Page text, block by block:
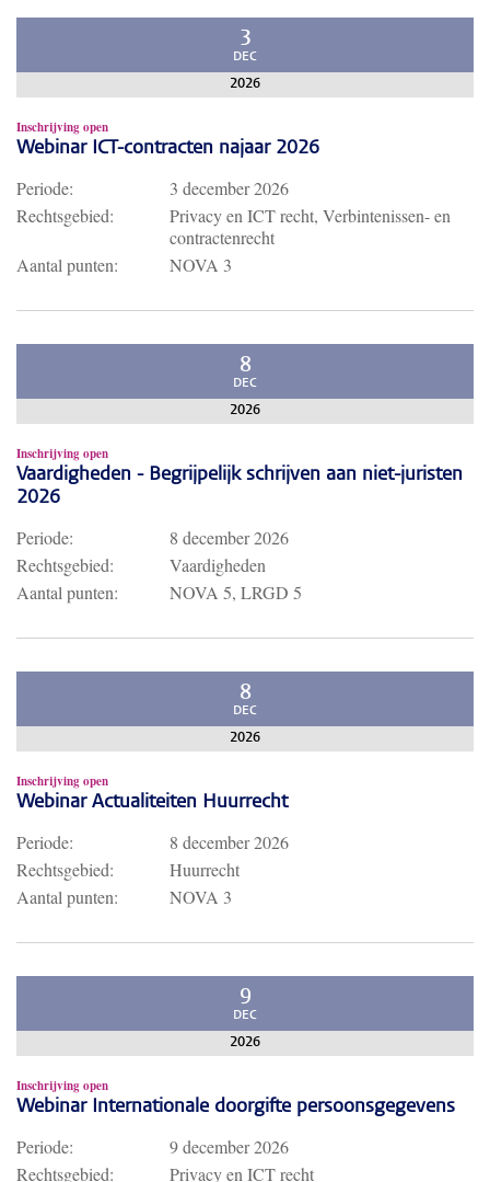
3
DEC
2026
Inschrijving open
Webinar ICT-contracten najaar 2026
Periode:
3 december 2026
Rechtsgebied:
Privacy en ICT recht, Verbintenissen- en
contractenrecht
Aantal punten:
NOVA 3
8
DEC
2026
Inschrijving open
Vaardigheden - Begrijpelijk schrijven aan niet-juristen
2026
Periode:
8 december 2026
Rechtsgebied:
Vaardigheden
Aantal punten:
NOVA 5, LRGD 5
8
DEC
2026
Inschrijving open
Webinar Actualiteiten Huurrecht
Periode:
8 december 2026
Rechtsgebied:
Huurrecht
Aantal punten:
NOVA 3
9
DEC
2026
Inschrijving open
Webinar Internationale doorgifte persoonsgegevens
Periode:
9 december 2026
Rechtsgebied:
Privacy en ICT recht